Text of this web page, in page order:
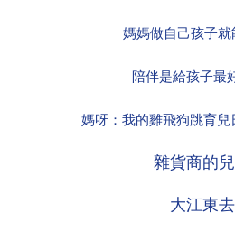
媽媽做自己孩子就
陪伴是給孩子最
媽呀：我的雞飛狗跳育兒
雜貨商的
大江東去